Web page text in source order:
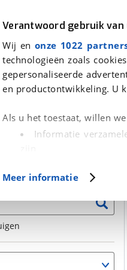
Verantwoord gebruik van
Wij en onze 1022
technologieën zoals
gepersonaliseerde
en productontwikkeling. U
Als u het toestaat, willen
Informatie
(fingerprinting)
in. U
Cookieverklaring.
Met cookies en
Functionele cookies
Meer informatie
Auto Fiets Motor
voor je